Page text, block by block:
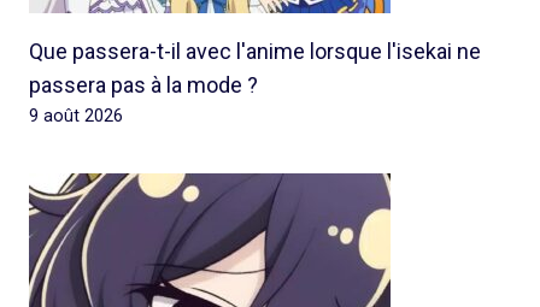
Que passera-t-il avec l'anime lorsque l'isekai ne
passera pas à la mode ?
9 août 2026